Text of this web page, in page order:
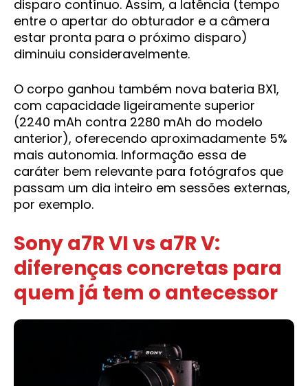
disparo contínuo. Assim, a latência (tempo
entre o apertar do obturador e a câmera
estar pronta para o próximo disparo)
diminuiu consideravelmente.
O corpo ganhou também nova bateria BX1,
com capacidade ligeiramente superior
(2240 mAh contra 2280 mAh do modelo
anterior), oferecendo aproximadamente 5%
mais autonomia. Informação essa de
caráter bem relevante para fotógrafos que
passam um dia inteiro em sessões externas,
por exemplo.
Sony a7R VI vs a7R V:
diferenças concretas para
quem já tem o antecessor